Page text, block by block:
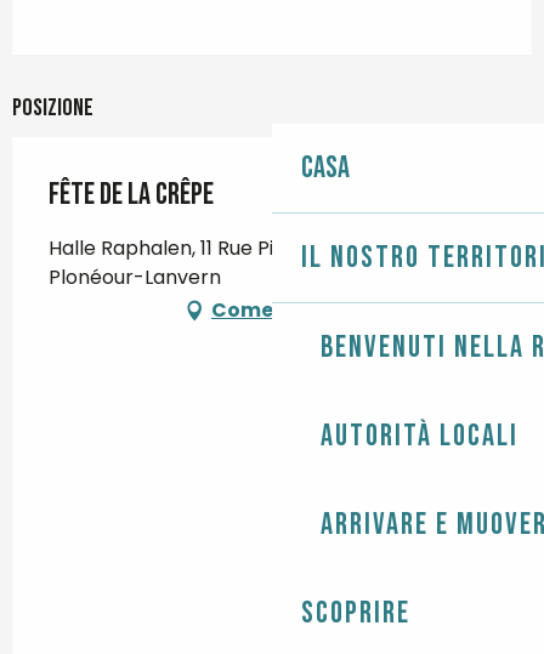
Casa
Il nostro
Benvenuti nella
Autorità locali
Arrivare e
Scoprire
Posizione
Fête de la crêpe
Halle Raphalen, 11 Rue Pierre Brossolette, 29720
Plonéour-Lanvern
Come arrivare